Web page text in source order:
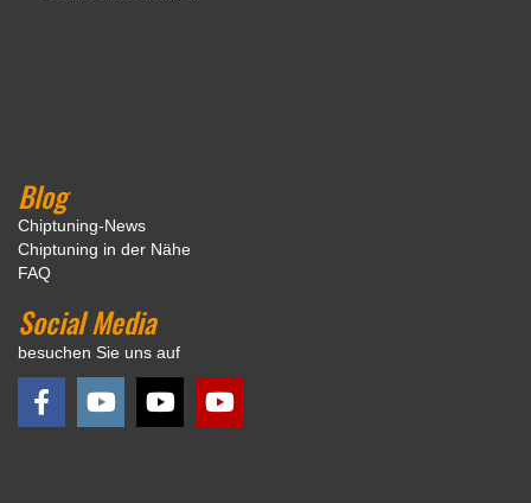
Blog
Chiptuning-News
Chiptuning in der Nähe
FAQ
Social Media
besuchen Sie uns auf